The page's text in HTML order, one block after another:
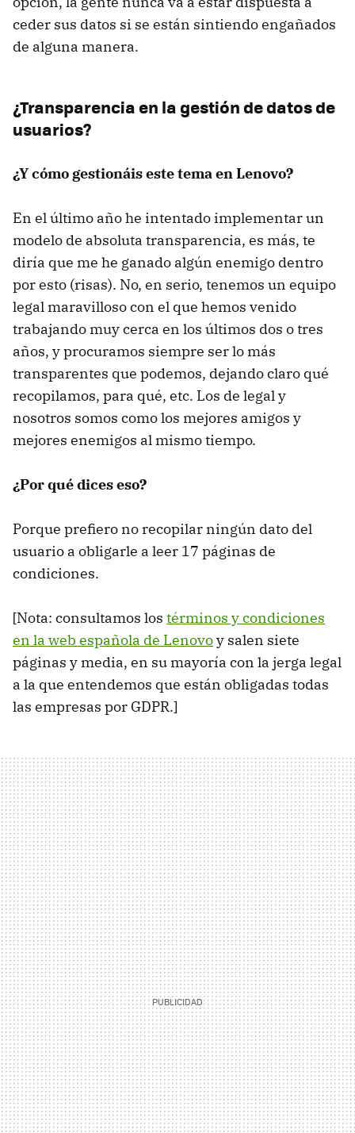
ceder sus datos si se están sintiendo engañados
de alguna manera.
¿Transparencia en la gestión de datos de
usuarios?
¿Y cómo gestionáis este tema en Lenovo?
En el último año he intentado implementar un
modelo de absoluta transparencia, es más, te
diría que me he ganado algún enemigo dentro
por esto (risas). No, en serio, tenemos un equipo
legal maravilloso con el que hemos venido
trabajando muy cerca en los últimos dos o tres
años, y procuramos siempre ser lo más
transparentes que podemos, dejando claro qué
recopilamos, para qué, etc. Los de legal y
nosotros somos como los mejores amigos y
mejores enemigos al mismo tiempo.
¿Por qué dices eso?
Porque prefiero no recopilar ningún dato del
usuario a obligarle a leer 17 páginas de
condiciones.
[Nota: consultamos los términos y condiciones
en la web española de Lenovoy salen siete
páginas y media, en su mayoría con la jerga legal
a la que entendemos que están obligadas todas
las empresas por GDPR.]